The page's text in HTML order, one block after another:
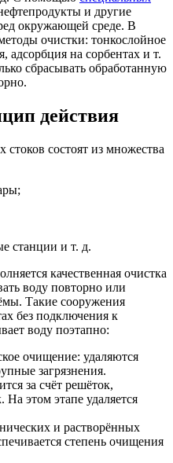
и другие
окружающей среде. В
очистки: тонкослойное
адсорбция на сорбентах и т.
сбрасывать обработанную
действия
состоят из множества
станции и т. д.
качественная очистка
воду повторно или
Такие сооружения
без подключения к
воду поэтапно:
очищение: удаляются
загрязнения.
за счёт решёток,
На этом этапе удаляется
и растворённых
степень очищения